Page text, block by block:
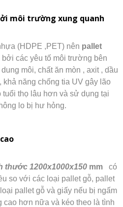
môi trường xung quanh
(HDPE ,PET) nên pallet
các yêu tố môi trường bên
môi, chất ăn mòn , axit , dầu
năng chống tia UV gây lão
tuổi thọ lâu hơn và sử dụng tại
lo bị hư hỏng.
thước 1200x1000x150 mmcó
so với các loại pallet gỗ, pallet
pallet gỗ và giấy nếu bị ngấm
hơn nữa và kéo theo là tình